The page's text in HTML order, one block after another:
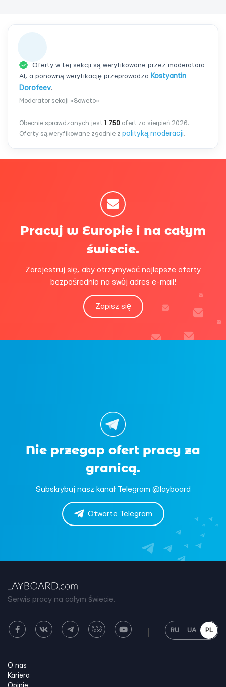
Oferty w tej sekcji są weryfikowane przez moderatora
AI, a ponowną weryfikację przeprowadza Kostyantin
Dorofeev.
Moderator sekcji «Soweto»
Obecnie sprawdzanych jest 1 750 ofert za sierpień 2026.
Oferty są weryfikowane zgodnie z polityką moderacji.
Pracuj w Europie i na całym
świecie.
Zarejestruj się, aby otrzymywać najlepsze oferty
bezpośrednio na swój adres e-mail!
Zapisz się
Nie przegap ofert pracy za
granicą.
Subskrybuj nasz kanał Telegram @layboard
Otwarte Telegram
Serwis pracy na całym świecie.
RU UA PL
O nas
Kariera